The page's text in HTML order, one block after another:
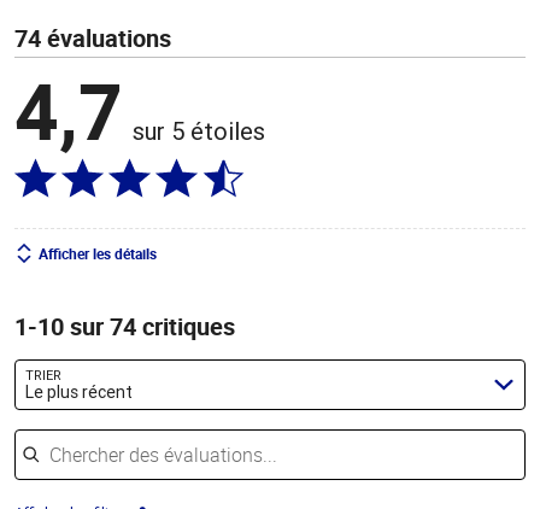
74 évaluations
4,7 sur 5 étoiles
Afficher les détails
1-10 sur 74 critiques
TRIER
Le plus récent
Chercher des évaluations